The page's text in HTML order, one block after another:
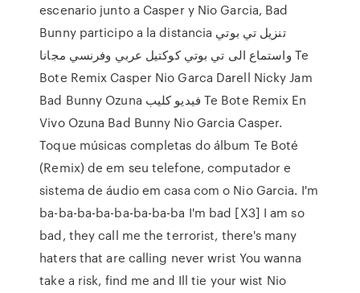
escenario junto a Casper y Nio Garcia, Bad
Bunny participo a la distancia تنزيل تي بوتي
واستماع الى تي بوتي كوكتيل عربي وفرنسي مجانا Te
Bote Remix Casper Nio Garca Darell Nicky Jam
Bad Bunny Ozuna فيديو كليب Te Bote Remix En
Vivo Ozuna Bad Bunny Nio Garcia Casper.
Toque músicas completas do álbum Te Boté
(Remix) de em seu telefone, computador e
sistema de áudio em casa com o Nio Garcia. I'm
ba-ba-ba-ba-ba-ba-ba-ba I'm bad [X3] I am so
bad, they call me the terrorist, there's many
haters that are calling never wrist You wanna
take a risk, find me and Ill tie your wist Nio